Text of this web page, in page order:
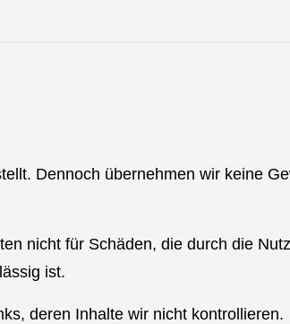
Dennoch übernehmen wir keine
nicht für Schäden, die durch die
ist.
deren Inhalte wir nicht kontrollieren.